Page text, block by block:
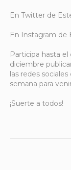
En Twitter de
En Instagram de
Participa hasta el
diciembre
las redes
semana para
¡Suerte a todos!